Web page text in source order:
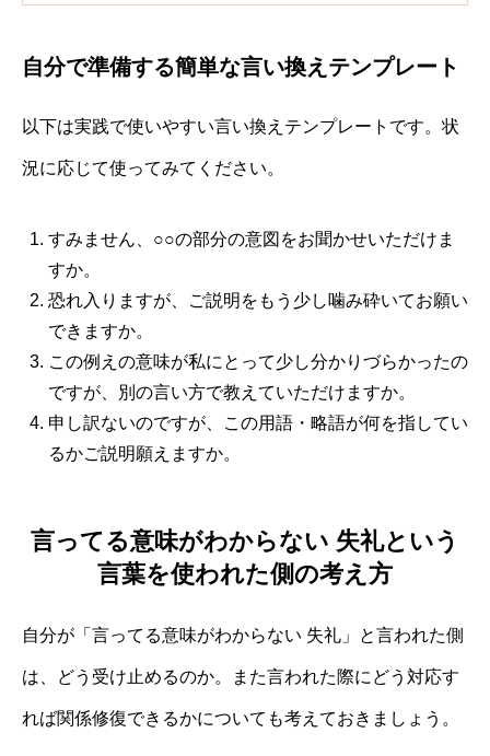
自分で準備する簡単な言い換えテンプレート
以下は実践で使いやすい言い換えテンプレートです。状
況に応じて使ってみてください。
すみません、○○の部分の意図をお聞かせいただけま
すか。
恐れ入りますが、ご説明をもう少し噛み砕いてお願い
できますか。
この例えの意味が私にとって少し分かりづらかったの
ですが、別の言い方で教えていただけますか。
申し訳ないのですが、この用語・略語が何を指してい
るかご説明願えますか。
言ってる意味がわからない 失礼という
言葉を使われた側の考え方
自分が「言ってる意味がわからない 失礼」と言われた側
は、どう受け止めるのか。また言われた際にどう対応す
れば関係修復できるかについても考えておきましょう。